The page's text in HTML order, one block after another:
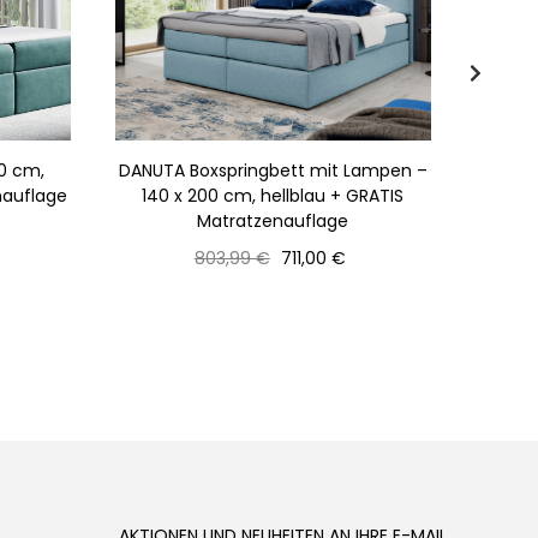
cm,
DANUTA Boxspringbett mit Lampen –
140 x 200 cm, hellblau + GRATIS
Matratzenauflage
Normaler
803,99 € Preis
711,00 €